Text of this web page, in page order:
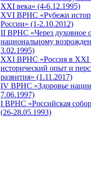
XXI века» (4-6.12.1995)
XVI ВРНС «Рубежи
России» (1-2.10.2012)
II ВРНС «Через духовное
национальному
3.02.1995)
XХI ВРНС «Россия в XXI
исторический опыт и
развития» (1.11.2017)
IV ВРНС «Здоровье
7.06.1997)
I ВРНС «Российская
(26-28.05.1993)